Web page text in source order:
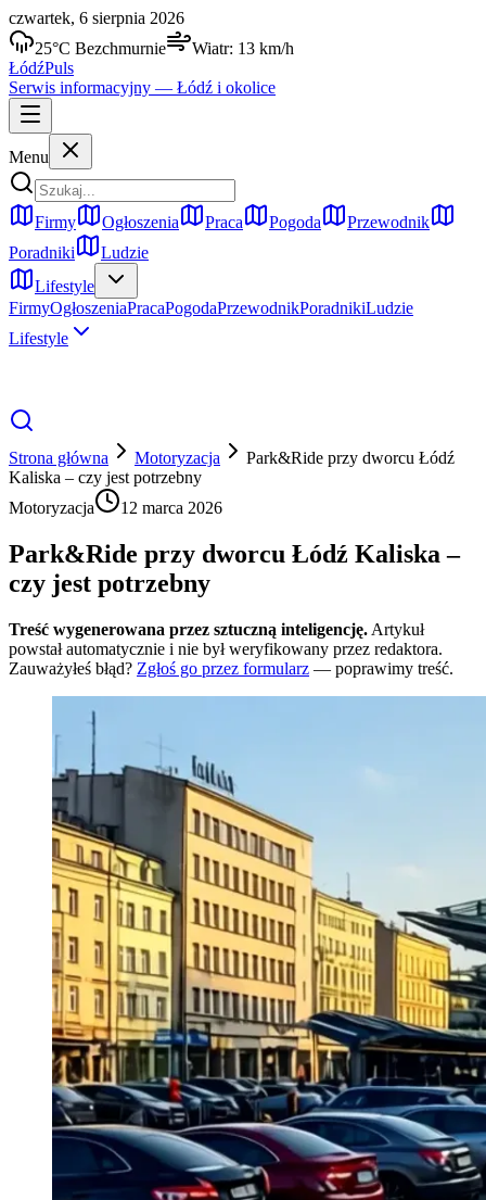
czwartek, 6 sierpnia 2026
25°C Bezchmurnie Wiatr: 13 km/h
ŁódźPuls
Serwis informacyjny — Łódź i okolice
Menu
Firmy Ogłoszenia Praca Pogoda
Przewodnik
Poradniki
Ludzie
Lifestyle
FirmyOgłoszeniaPracaPogodaPrzewodnikPoradnikiLudzie
Lifestyle
Strona główna Motoryzacja
Park&Ride przy dworcu Łódź
Kaliska – czy jest potrzebny
Motoryzacja
12 marca 2026
Park&Ride przy dworcu Łódź Kaliska –
czy jest potrzebny
Treść wygenerowana przez sztuczną inteligencję. Artykuł
powstał automatycznie i nie był weryfikowany przez redaktora.
Zauważyłeś błąd? Zgłoś go przez formularz — poprawimy treść.